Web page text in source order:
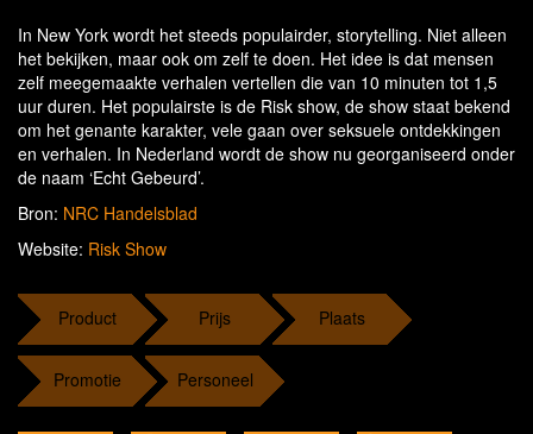
In New York wordt het steeds populairder, storytelling. Niet alleen
het bekijken, maar ook om zelf te doen. Het idee is dat mensen
zelf meegemaakte verhalen vertellen die van 10 minuten tot 1,5
uur duren. Het populairste is de Risk show, de show staat bekend
om het genante karakter, vele gaan over seksuele ontdekkingen
en verhalen. In Nederland wordt de show nu georganiseerd onder
de naam ‘Echt Gebeurd’.
Bron: NRC Handelsblad
Website: Risk Show
Product Prijs Plaats
Promotie Personeel